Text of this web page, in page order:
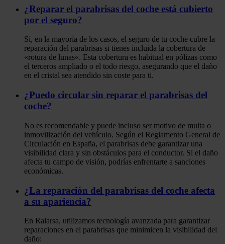
¿Reparar el parabrisas del coche está cubierto
por el seguro?
Sí, en la mayoría de los casos, el seguro de tu coche cubre la
reparación del parabrisas si tienes incluida la cobertura de
«rotura de lunas«. Esta cobertura es habitual en pólizas como
el terceros ampliado o el todo riesgo, asegurando que el daño
en el cristal sea atendido sin coste para ti.
¿Puedo circular sin reparar el parabrisas del
coche?
No es recomendable y puede incluso ser motivo de multa o
inmovilización del vehículo. Según el Reglamento General de
Circulación en España, el parabrisas debe garantizar una
visibilidad clara y sin obstáculos para el conductor. Si el daño
afecta tu campo de visión, podrías enfrentarte a sanciones
económicas.
¿La reparación del parabrisas del coche afecta
a su apariencia?
En Ralarsa, utilizamos tecnología avanzada para garantizar
reparaciones en el parabrisas que minimicen la visibilidad del
daño: